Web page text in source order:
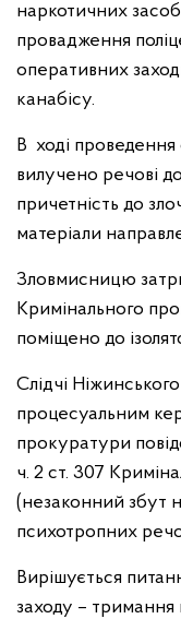
наркотичних
провадження
оперативних
канабісу.
В ході проведення
вилучено речові
причетність до
матеріали
Зловмисницю
Кримінального
поміщено до
Слідчі
процесуальним
прокуратури
ч. 2 ст. 307
(незаконний збут
психотропних
Вирішується
заходу – тримання